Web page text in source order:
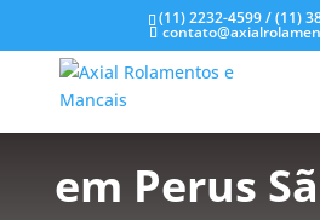
(11) 2232-4599 / (11)
Mancal de
em Perus